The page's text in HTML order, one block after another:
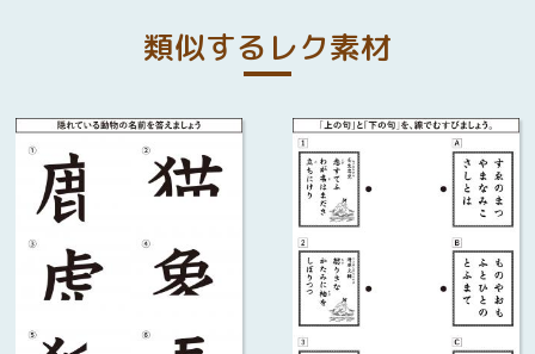
類似するレク素材